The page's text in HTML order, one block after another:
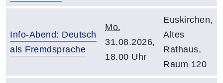
Info-Abend: Deutsch
als Fremdsprache
Mo.
31.08.2026,
18.00 Uhr
Euskirchen,
Altes
Rathaus,
Raum 120